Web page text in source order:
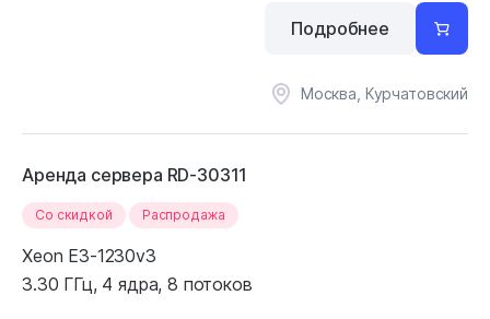
Москва, Курчатовский
Подробнее
Аренда сервера RD-30311
Cо скидкой Распродажа
Xeon E3-1230v3
3.30 ГГц, 4 ядра, 8 потоков